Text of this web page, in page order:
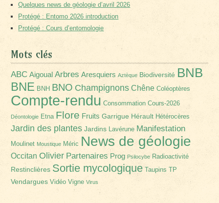
Quelques news de géologie d’avril 2026
Protégé : Entomo 2026 introduction
Protégé : Cours d’entomologie
Mots clés
ABC Aigoual Arbres Aresquiers Aztèque Biodiversité BNB
BNE BNH BNO Champignons Chêne Coléoptères
Compte-rendu Consommation Cours-2026
Déontologie Etna Flore Fruits Garrigue Hérault Hétérocères
Jardin des plantes Jardins Lavérune Manifestation
Moulinet Moustique Méric News de géologie
Occitan Olivier Partenaires Prog Psilocybe Radioactivité
Restinclières Sortie mycologique Taupins TP
Vendargues Vidéo Vigne Virus